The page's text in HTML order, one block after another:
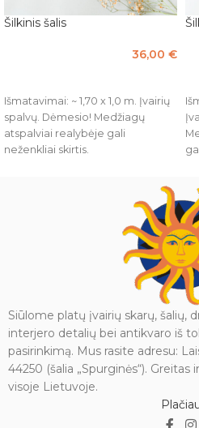
Šilkinis šalis
36,00 €
Išmatavimai: ~ 1,70 x 1,0 m. Įvairių
spalvų. Dėmesio! Medžiagų
atspalviai realybėje gali
neženkliai skirtis.
Siūlome platų įvairių skarų, šalių,
interjero detalių bei antikvaro iš
pasirinkimą. Mus rasite adresu:
44250 (šalia „Spurginės“).
visoje Lietuvoje.